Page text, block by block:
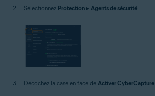
Sélectionnez Protection ▸ Agents de sécurité
Décochez la case en face de Activer CyberCapture